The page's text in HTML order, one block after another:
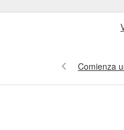
Comienza